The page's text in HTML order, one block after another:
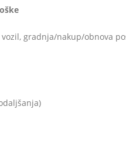
gradnja/nakup/obnova